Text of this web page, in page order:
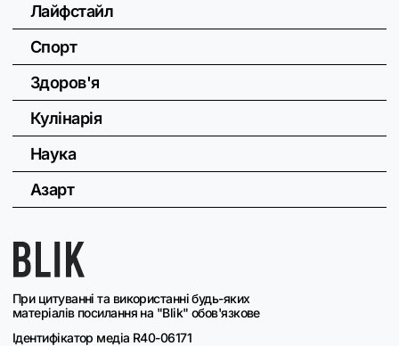
При цитуванні та використанні будь-яких
матеріалів посилання на "Blik" обов'язкове
Ідентифікатор медіа R40-06171
Лайфстайл
Спорт
Здоров'я
Кулінарія
Наука
Азарт